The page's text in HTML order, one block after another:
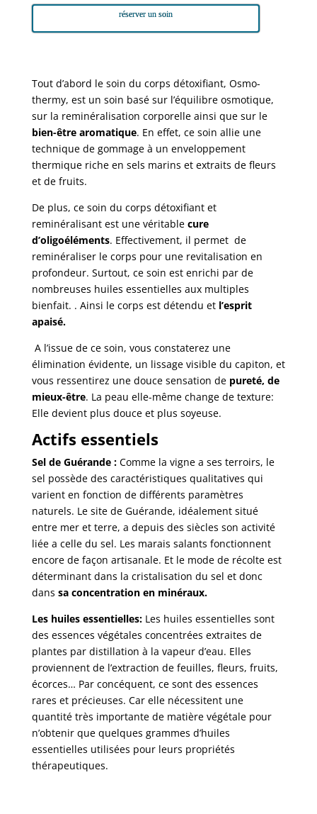
réserver un soin
Tout d’abord le soin du corps détoxifiant, Osmo-
thermy, est un soin basé sur l’équilibre osmotique,
sur la reminéralisation corporelle ainsi que sur le
bien-être aromatique. En effet, ce soin allie une
technique de gommage à un enveloppement
thermique riche en sels marins et extraits de fleurs
et de fruits.
De plus, ce soin du corps détoxifiant et
reminéralisant est une véritable cure
d’oligoéléments. Effectivement, il permet de
reminéraliser le corps pour une revitalisation en
profondeur. Surtout, ce soin est enrichi par de
nombreuses huiles essentielles aux multiples
bienfait. . Ainsi le corps est détendu et l’esprit
apaisé.
A l’issue de ce soin, vous constaterez une
élimination évidente, un lissage visible du capiton, et
vous ressentirez une douce sensation de pureté, de
mieux-être. La peau elle-même change de texture:
Elle devient plus douce et plus soyeuse.
Actifs essentiels
Sel de Guérande :Comme la vigne a ses terroirs, le
sel possède des caractéristiques qualitatives qui
varient en fonction de différents paramètres
naturels. Le site de Guérande, idéalement situé
entre mer et terre, a depuis des siècles son activité
liée a celle du sel. Les marais salants fonctionnent
encore de façon artisanale. Et le mode de récolte est
déterminant dans la cristalisation du sel et donc
dans sa concentration en minéraux.
Les huiles essentielles: Les huiles essentielles sont
des essences végétales concentrées extraites de
plantes par distillation à la vapeur d’eau. Elles
proviennent de l’extraction de feuilles, fleurs, fruits,
écorces… Par concéquent, ce sont des essences
rares et précieuses. Car elle nécessitent une
quantité très importante de matière végétale pour
n’obtenir que quelques grammes d’huiles
essentielles utilisées pour leurs propriétés
thérapeutiques.